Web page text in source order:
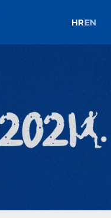
HREN